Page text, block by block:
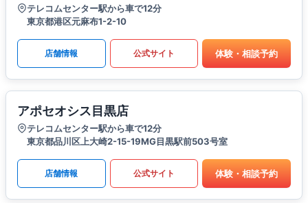
テレコムセンター駅から車で12分
東京都港区元麻布1-2-10
店舗情報 公式サイト 体験・相談予約
アポセオシス目黒店
テレコムセンター駅から車で12分
東京都品川区上大崎2-15-19MG目黒駅前503号室
店舗情報 公式サイト 体験・相談予約